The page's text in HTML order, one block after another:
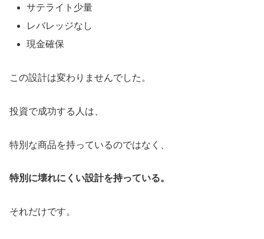
サテライト少量
レバレッジなし
現金確保
この設計は変わりませんでした。
投資で成功する人は、
特別な商品を持っているのではなく、
特別に壊れにくい設計を持っている。
それだけです。